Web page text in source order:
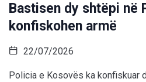
Bastisen dy shtëpi në
konfiskohen armë
22/07/2026
Policia e Kosovës ka konfiskuar